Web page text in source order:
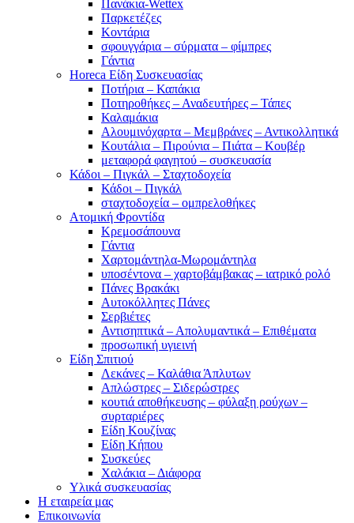
Πανάκια-Wettex
Παρκετέζες
Κοντάρια
σφουγγάρια – σύρματα – φίμπρες
Γάντια
Horeca Είδη Συσκευασίας
Ποτήρια – Καπάκια
Ποτηροθήκες – Αναδευτήρες – Τάπες
Καλαμάκια
Αλουμινόχαρτα – Μεμβράνες – Αντικολλητικά
Κουτάλια – Πιρούνια – Πιάτα – Κουβέρ
μεταφορά φαγητού – συσκευασία
Κάδοι – Πιγκάλ – Σταχτοδοχεία
Κάδοι – Πιγκάλ
σταχτοδοχεία – ομπρελοθήκες
Ατομική Φροντίδα
Κρεμοσάπουνα
Γάντια
Χαρτομάντηλα-Μωρομάντηλα
υποσέντονα – χαρτοβάμβακας – ιατρικό ρολό
Πάνες Βρακάκι
Αυτοκόλλητες Πάνες
Σερβιέτες
Αντισηπτικά – Απολυμαντικά – Επιθέματα
προσωπική υγιεινή
Είδη Σπιτιού
Λεκάνες – Καλάθια Άπλυτων
Απλώστρες – Σιδερώστρες
κουτιά αποθήκευσης – φύλαξη ρούχων –
συρταριέρες
Είδη Κουζίνας
Είδη Κήπου
Συσκεύες
Χαλάκια – Διάφορα
Yλικά συσκευασίας
Η εταιρεία μας
Επικοινωνία